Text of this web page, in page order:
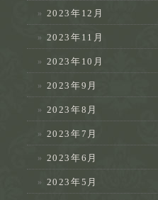
2023年12月
2023年11月
2023年10月
2023年9月
2023年8月
2023年7月
2023年6月
2023年5月